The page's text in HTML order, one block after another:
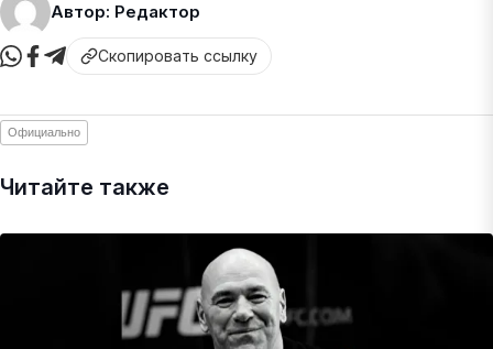
Автор: Редактор
Скопировать ссылку
Официально
Читайте также